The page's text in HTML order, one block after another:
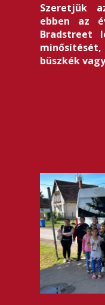
Szeretjük
ebben az
Bradstreet
büszkék